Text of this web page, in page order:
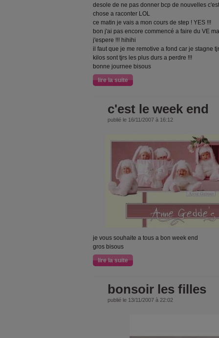
desole de ne pas donner bcp de nouvelles
chose a raconter LOL
ce matin je vais a mon cours de step ! YES !!!
bon j'ai pas encore commencé a faire du VE
j'espere !!! hihihi
il faut que je me remotive a fond car je stagne
kilos sont tjrs les plus durs a perdre !!!
bonne journee bisous
lire la suite
c'est le week end
publié le 16/11/2007 à 16:12
je vous souhaite a tous a bon week end
gros bisous
lire la suite
bonsoir les filles
publié le 13/11/2007 à 22:02